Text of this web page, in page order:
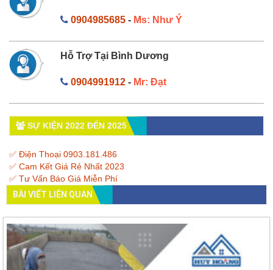
0904985685- Ms: Như Ý
Hỗ Trợ Tại Bình Dương
0904991912- Mr: Đạt
SỰ KIỆN 2022 ĐẾN 2025
✅ Điện Thoại 0903.181.486
✅ Cam Kết Giá Rẻ Nhất 2023
✅ Tư Vấn Báo Giá Miễn Phí
BÀI VIẾT LIÊN QUAN